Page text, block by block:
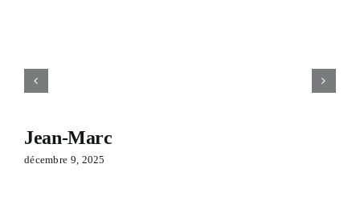
Jean-Marc
décembre 9, 2025